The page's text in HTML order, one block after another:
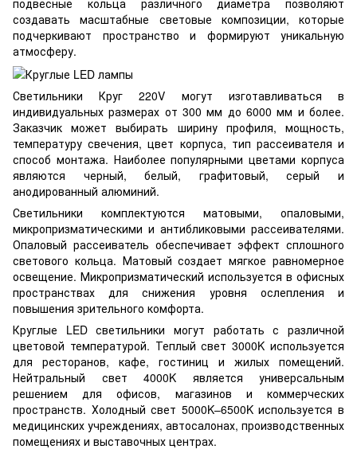
создавать масштабные световые композиции, которые
подчеркивают пространство и формируют уникальную
атмосферу.
Светильники Круг 220V могут изготавливаться в
индивидуальных размерах от 300 мм до 6000 мм и более.
Заказчик может выбирать ширину профиля, мощность,
температуру свечения, цвет корпуса, тип рассеивателя и
способ монтажа. Наиболее популярными цветами корпуса
являются черный, белый, графитовый, серый и
анодированный алюминий.
Светильники комплектуются матовыми, опаловыми,
микропризматическими и антибликовыми рассеивателями.
Опаловый рассеиватель обеспечивает эффект сплошного
светового кольца. Матовый создает мягкое равномерное
освещение. Микропризматический используется в офисных
пространствах для снижения уровня ослепления и
повышения зрительного комфорта.
Круглые LED светильники могут работать с различной
цветовой температурой. Теплый свет 3000K используется
для ресторанов, кафе, гостиниц и жилых помещений.
Нейтральный свет 4000K является универсальным
решением для офисов, магазинов и коммерческих
пространств. Холодный свет 5000K–6500K используется в
медицинских учреждениях, автосалонах, производственных
помещениях и выставочных центрах.